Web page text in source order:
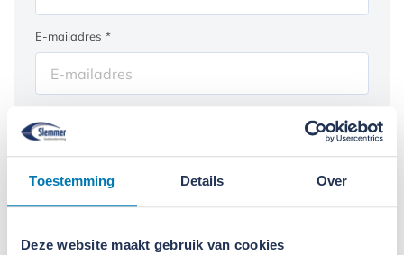
Toestemming Details Over
Deze website maakt gebruik van cookies
E-mailadres *